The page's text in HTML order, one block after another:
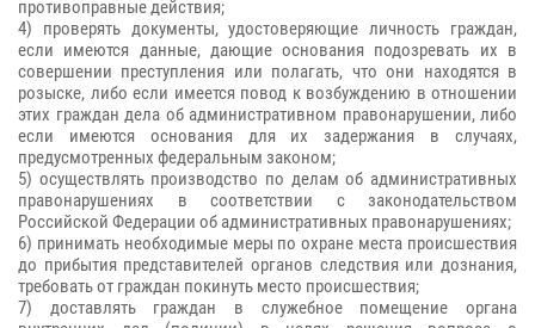
противоправные действия;
4) проверять документы, удостоверяющие личность граждан,
если имеются данные, дающие основания подозревать их в
совершении преступления или полагать, что они находятся в
розыске, либо если имеется повод к возбуждению в отношении
этих граждан дела об административном правонарушении, либо
если имеются основания для их задержания в случаях,
предусмотренных федеральным законом;
5) осуществлять производство по делам об административных
правонарушениях в соответствии с законодательством
Российской Федерации об административных правонарушениях;
6) принимать необходимые меры по охране места происшествия
до прибытия представителей органов следствия или дознания,
требовать от граждан покинуть место происшествия;
7) доставлять граждан в служебное помещение органа